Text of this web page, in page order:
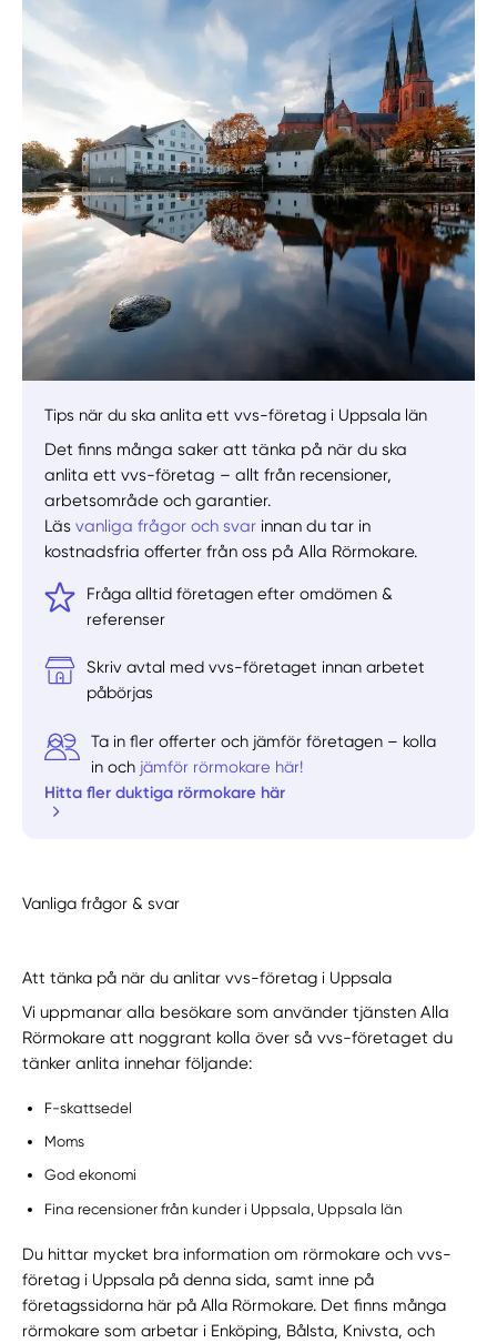
Manuellt Få hjälp
Välj tillvägagångssätt
Tips när du ska anlita ett vvs-företag i Uppsala län
Det finns många saker att tänka på när du ska
anlita ett vvs-företag – allt från recensioner,
arbetsområde och garantier.
Läsvanliga frågor och svar innan du tar in
kostnadsfria offerter från oss på Alla Rörmokare.
Fråga alltid företagen efter omdömen &
referenser
Skriv avtal med vvs-företaget innan arbetet
påbörjas
Ta in fler offerter och jämför företagen – kolla
in och jämför rörmokare här!
Hitta fler duktiga rörmokare här
Vanliga frågor & svar
Att tänka på när du anlitar vvs-företag i Uppsala
Vi uppmanar alla besökare som använder tjänsten Alla
Rörmokare att noggrant kolla över så vvs-företaget du
tänker anlita innehar följande:
F-skattsedel
Moms
God ekonomi
Fina recensioner från kunder i Uppsala, Uppsala län
Du hittar mycket bra information om rörmokare och vvs-
företag i Uppsala på denna sida, samt inne på
företagssidorna här på Alla Rörmokare. Det finns många
rörmokare som arbetar i Enköping, Bålsta, Knivsta, och